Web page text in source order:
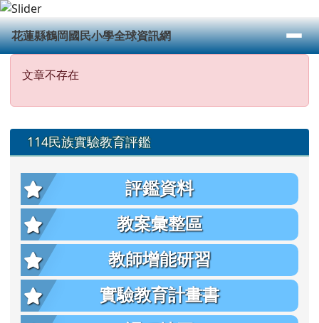
跳至主內容區
花蓮縣鶴岡國民小學全球資訊網
導覽列
花蓮縣鶴岡國民小學全球資訊網
主內容區域
文章不存在
文章不存在
左邊區域內容
114民族實驗教育評鑑
評鑑資料
教案彙整區
教師增能研習
實驗教育計畫書
頁尾區域